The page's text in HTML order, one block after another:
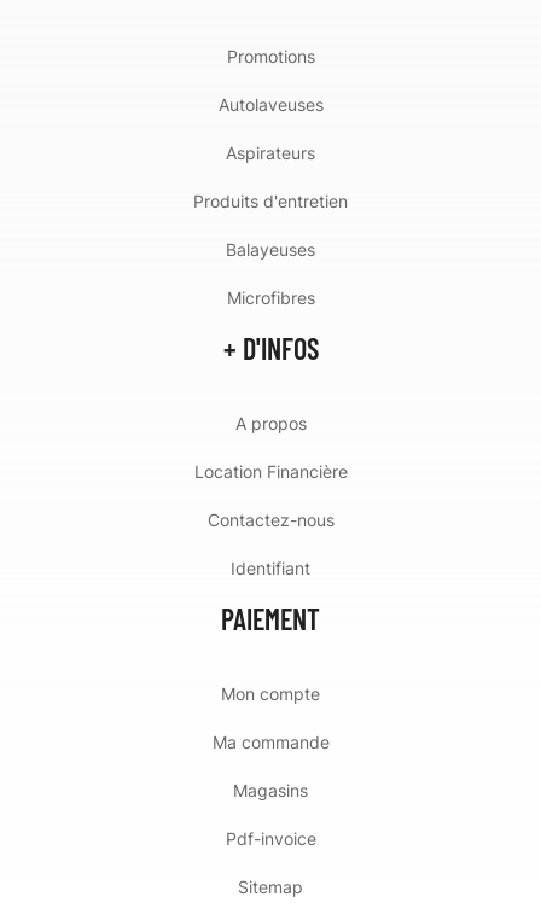
Promotions
Autolaveuses
Aspirateurs
Produits d'entretien
Balayeuses
Microfibres
+ D'INFOS
A propos
Location Financière
Contactez-nous
Identifiant
PAIEMENT
Mon compte
Ma commande
Magasins
Pdf-invoice
Sitemap